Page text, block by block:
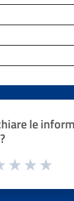
le
la pagina